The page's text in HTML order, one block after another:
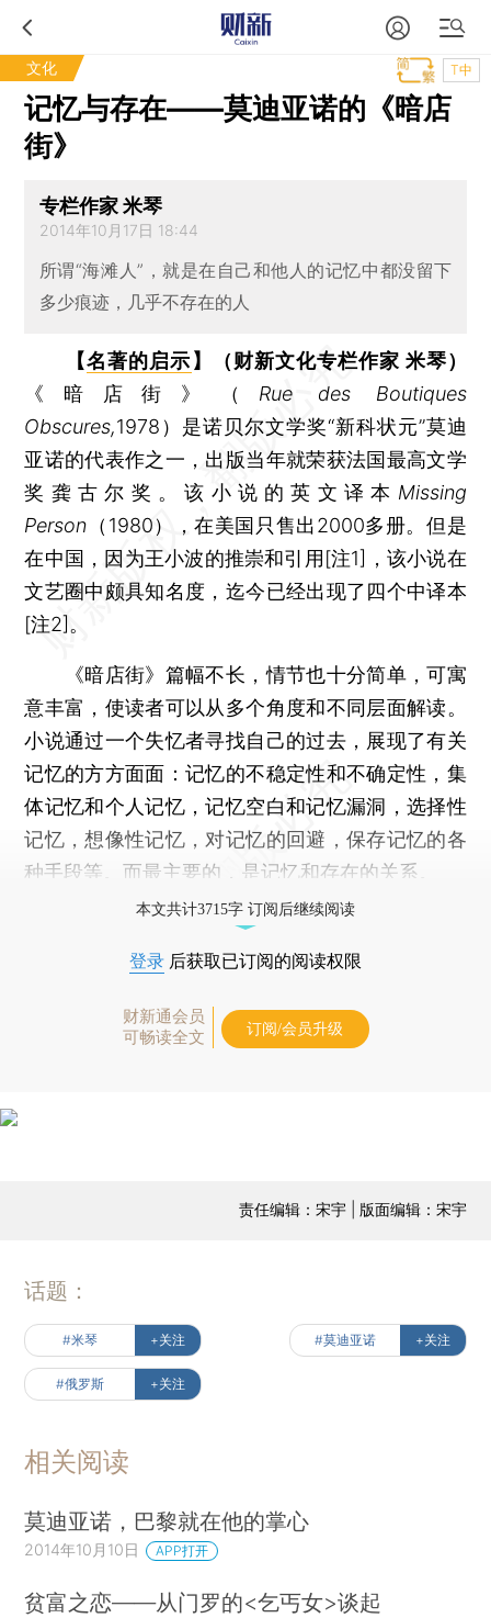
文化 T中
记忆与存在——莫迪亚诺的《暗店
街》
专栏作家 米琴
2014年10月17日 18:44
所谓“海滩人”，就是在自己和他人的记忆中都没留下
多少痕迹，几乎不存在的人
【名著的启示 】（财新文化专栏作家 米琴）
《暗店街》（ Rue des Boutiques
Obscures,1978）是诺贝尔文学奖“新科状元”莫迪
亚诺的代表作之一，出版当年就荣获法国最高文学
奖龚古尔奖。该小说的英文译本 Missing
Person （1980），在美国只售出2000多册。但是
在中国，因为王小波的推崇和引用[注1]，该小说在
文艺圈中颇具知名度，迄今已经出现了四个中译本
[注2]。
《暗店街》篇幅不长，情节也十分简单，可寓
意丰富，使读者可以从多个角度和不同层面解读。
小说通过一个失忆者寻找自己的过去，展现了有关
记忆的方方面面：记忆的不稳定性和不确定性，集
体记忆和个人记忆，记忆空白和记忆漏洞，选择性
记忆，想像性记忆，对记忆的回避，保存记忆的各
种手段等。而最主要的，是记忆和存在的关系。
本文共计3715字 订阅后继续阅读
登录 后获取已订阅的阅读权限
财新通会员
可畅读全文
订阅/会员升级
责任编辑：宋宇 | 版面编辑：宋宇
话题：
#米琴 +关注 #莫迪亚诺 +关注
#俄罗斯 +关注
相关阅读
莫迪亚诺，巴黎就在他的掌心
2014年10月10日 APP打开
贫富之恋——从门罗的<乞丐女>谈起